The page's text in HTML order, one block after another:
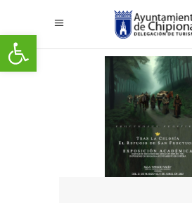
Abrir barra de herramientas